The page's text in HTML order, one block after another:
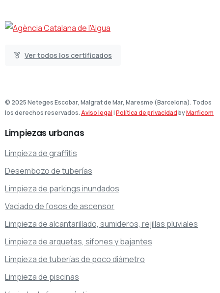
Ver todos los certificados
© 2025 Neteges Escobar, Malgrat de Mar, Maresme (Barcelona). Todos
los derechos reservados.Aviso legal|Política de privacidadbyMarficom
Limpiezas urbanas
Limpieza de graffitis
Desembozo de tuberías
Limpieza de parkings inundados
Vaciado de fosos de ascensor
Limpieza de alcantarillado, sumideros, rejillas pluviales
Limpieza de arquetas, sifones y bajantes
Limpieza de tuberías de poco diámetro
Limpieza de piscinas